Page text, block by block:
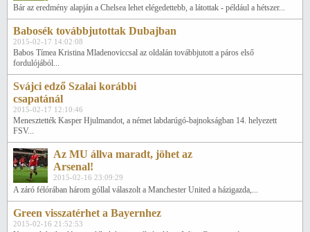
Bár az eredmény alapján a Chelsea lehet elégedettebb, a látottak - például a hétszer...
Babosék továbbjutottak Dubajban
2015-02-17 14:02:08
Babos Tímea Kristina Mladenoviccsal az oldalán továbbjutott a páros első
fordulójából...
Svájci edző Szalai korábbi
csapatánál
2015-02-17 12:10:46
Menesztették Kasper Hjulmandot, a német labdarúgó-bajnokságban 14. helyezett
FSV...
Az MU állva maradt, jöhet az
Arsenal!
2015-02-16 23:09:29
A záró félórában három góllal válaszolt a Manchester United a házigazda,...
Green visszatérhet a Bayernhez
2015-02-16 21:52:53